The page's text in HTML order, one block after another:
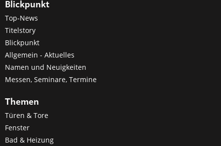
Blickpunkt
Top-News
Titelstory
Blickpunkt
Allgemein - Aktuelles
Namen und Neuigkeiten
Messen, Seminare, Termine
Themen
Türen & Tore
Fenster
Bad & Heizung